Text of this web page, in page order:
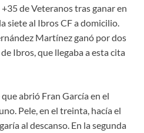
de Veteranos tras ganar en
siete al Ibros CF a domicilio.
Martínez ganó por dos
Ibros, que llegaba a esta cita
abrió Fran García en el
Pele, en el treinta, hacía el
al descanso. En la segunda